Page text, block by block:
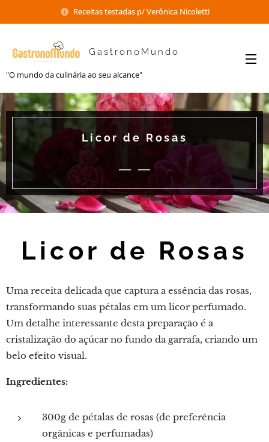
Receitas testadas p/ Verônica Nicoletti
GastronoMundo
"O mundo da culinária ao seu alcance"
Licor de Rosas
Licor de Rosas
Uma receita delicada que captura a essência das rosas,
transformando suas pétalas em um licor perfumado.
Um detalhe interessante desta preparação é a
cristalização do açúcar no fundo da garrafa, criando um
belo efeito visual.
Ingredientes:
300g de pétalas de rosas (de preferência
orgânicas e perfumadas)